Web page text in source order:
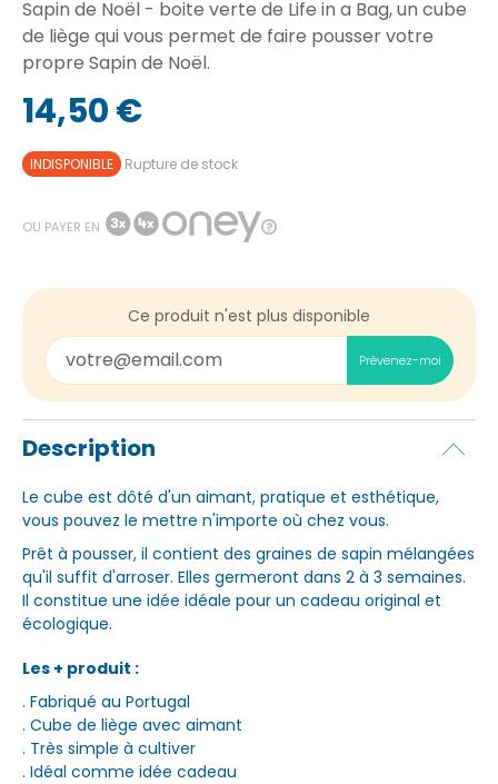
Sapin de Noël - boite verte de Life in a Bag, un cube
de liège qui vous permet de faire pousser votre
propre Sapin de Noël.
14,50 €
INDISPONIBLE Rupture de stock
OU PAYER EN
Ce produit n'est plus disponible
Prévenez-moi
Description
Le cube est dôté d'un aimant, pratique et esthétique,
vous pouvez le mettre n'importe où chez vous.
Prêt à pousser, il contient des graines de sapin mélangées
qu'il suffit d'arroser. Elles germeront dans 2 à 3 semaines.
Il constitue une idée idéale pour un cadeau original et
écologique.
Les + produit :
. Fabriqué au Portugal
. Cube de liège avec aimant
. Très simple à cultiver
. Idéal comme idée cadeau